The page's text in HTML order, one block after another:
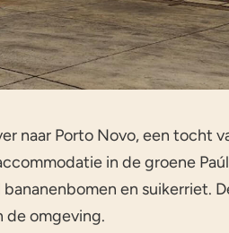
naar Porto Novo, een tocht
in de groene
en suikerriet.
de omgeving.